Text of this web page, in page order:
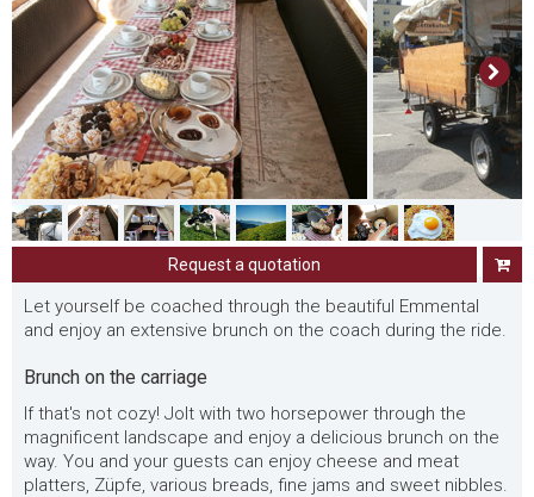
Request a quotation
Let yourself be coached through the beautiful Emmental
and enjoy an extensive brunch on the coach during the ride.
Brunch on the carriage
If that's not cozy! Jolt with two horsepower through the
magnificent landscape and enjoy a delicious brunch on the
way. You and your guests can enjoy cheese and meat
platters, Züpfe, various breads, fine jams and sweet nibbles.